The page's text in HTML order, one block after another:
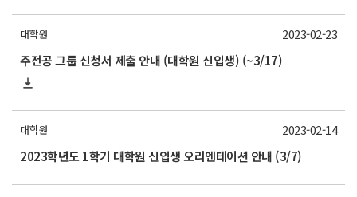
대학원
주전공 그룹 신청서 제출 안내 (대학원 신입생) (~3/17)
2023-02-23
대학원
2023학년도 1학기 대학원 신입생 오리엔테이션 안내 (3/7)
2023-02-14